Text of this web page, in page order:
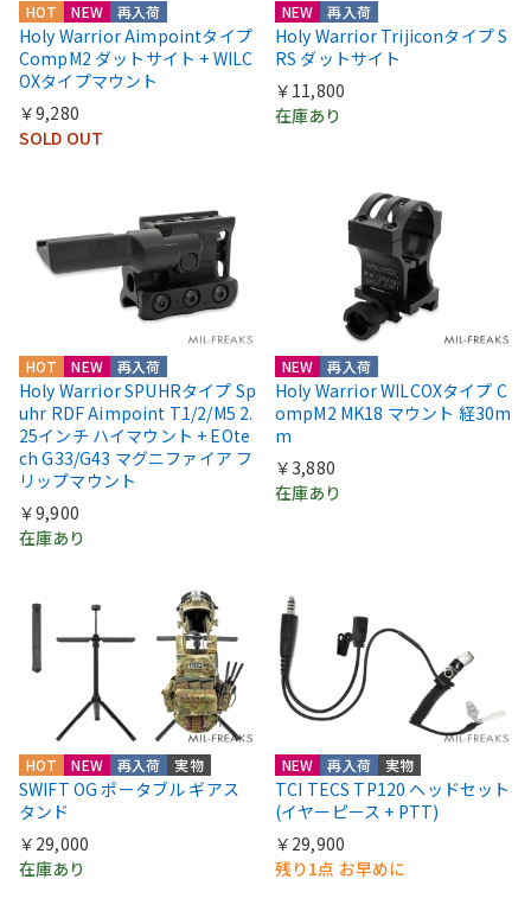
HOT NEW 再入荷
Holy Warrior Aimpointタイプ
CompM2 ダットサイト + WILC
OXタイプマウント
￥9,280
SOLD OUT
NEW 再入荷
Holy Warrior Trijiconタイプ S
RS ダットサイト
￥11,800
在庫あり
HOT NEW 再入荷
Holy Warrior SPUHRタイプ Sp
uhr RDF Aimpoint T1/2/M5 2.
25インチ ハイマウント + EOte
ch G33/G43 マグニファイア フ
リップマウント
￥9,900
在庫あり
NEW 再入荷
Holy Warrior WILCOXタイプ C
ompM2 MK18 マウント 経30m
m
￥3,880
在庫あり
HOT NEW 再入荷 実物
SWIFT OG ポータブル ギアス
タンド
￥29,000
在庫あり
NEW 再入荷 実物
TCI TECS TP120 ヘッドセット
(イヤーピース + PTT)
￥29,900
残り1点 お早めに